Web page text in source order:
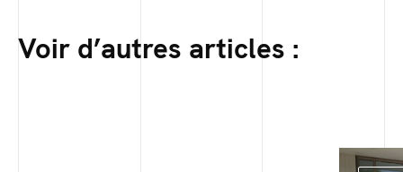
Voir d’autres articles :